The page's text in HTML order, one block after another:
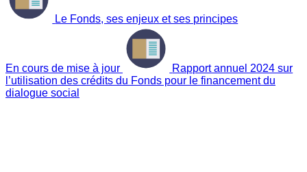
Le Fonds, ses enjeux et ses principes
En cours de mise à jour
Rapport annuel 2024 sur
l’utilisation des crédits du Fonds pour le financement du
dialogue social